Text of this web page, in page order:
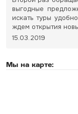
выгодные
искать туры
ждем открытия
15.03.2019
Мы на карте: